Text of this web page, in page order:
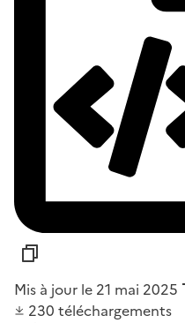
Mis à jour le 21 mai 2025
230 téléchargements